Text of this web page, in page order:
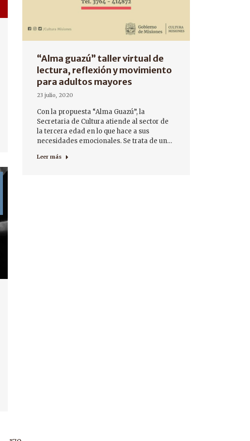
“Alma guazú” taller virtual de
lectura, reflexión y movimiento
para adultos mayores
23 julio, 2020
Con la propuesta “Alma Guazú”, la
Secretaria de Cultura atiende al sector de
la tercera edad en lo que hace a sus
necesidades emocionales. Se trata de un…
Leer más